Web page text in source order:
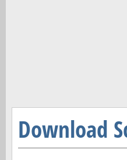
Download